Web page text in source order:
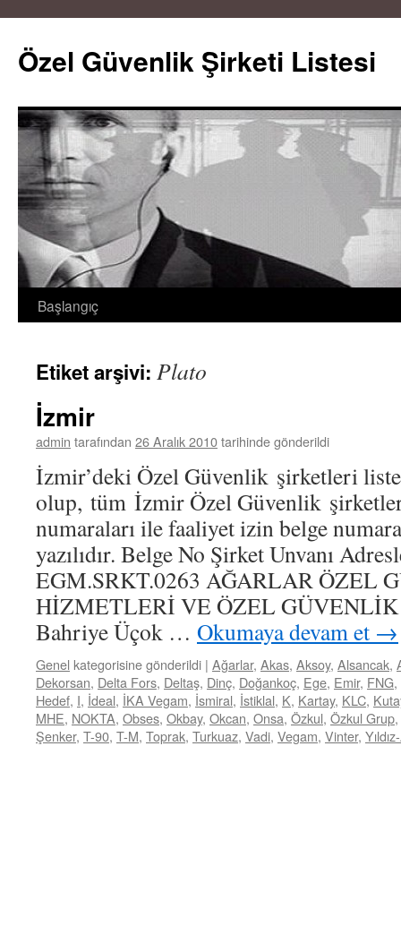
Özel Güvenlik Şirketi Listesi
İçeriğe
Başlangıç
Etiket arşivi: Plato
İzmir
admin tarafından 26 Aralık 2010tarihinde gönderildi
İzmir’deki Özel Güvenlik şirketleri
olup, tüm İzmir Özel Güvenlik
numaraları ile faaliyet izin belge
yazılıdır. Belge No Şirket Unvanı
EGM.SRKT.0263 AĞARLAR ÖZEL
HİZMETLERİ VE ÖZEL
Bahriye Üçok … Okumaya devam et →
Genel kategorisine gönderildi | Ağarlar, Akas, Aksoy, Alsancak,
Dekorsan, Delta Fors, Deltaş, Dinç, Doğankoç, Ege, Emir, FNG,
Hedef, I, İdeal, İKA Vegam, İsmiral, İstiklal, K, Kartay, KLC,
MHE, NOKTA, Obses, Okbay, Okcan, Onsa, Özkul, Özkul Grup,
Şenker, T-90, T-M, Toprak, Turkuaz, Vadi, Vegam, Vinter,